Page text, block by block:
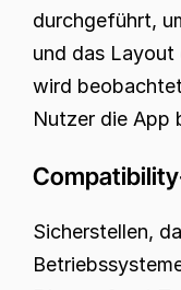
durchgeführt,
und das Layout
wird
Nutzer die App
Sicherstellen,